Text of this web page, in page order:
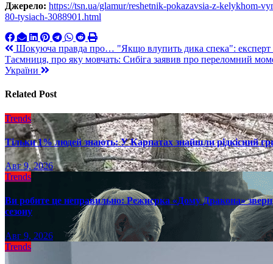
Джерело: https://tsn.ua/glamur/reshetnik-pokazavsia-z-kelykhom-
80-tysiach-3088901.html
Навигация
по
Шокуюча правда про… "Якщо влупить дика спека": експерт
Таємниця, про яку мовчать: Сибіга заявив про переломний
України
Related Post
Trends
Тільки 1% людей знають: У Карпатах знайшли рідкісний
Авг 9, 2026
Trends
Ви робите це неправильно: Режисрка «Дому Дракона»
сезону
Авг 9, 2026
Trends